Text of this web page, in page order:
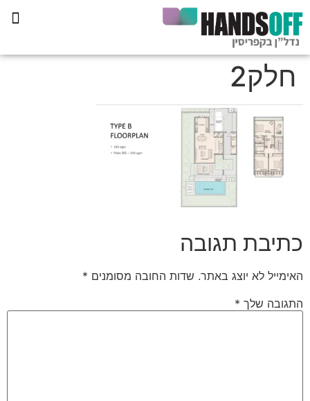
חלק2
כתיבת תגובה
האימייל לא יוצג באתר. שדות החובה מסומנים *
התגובה שלך *